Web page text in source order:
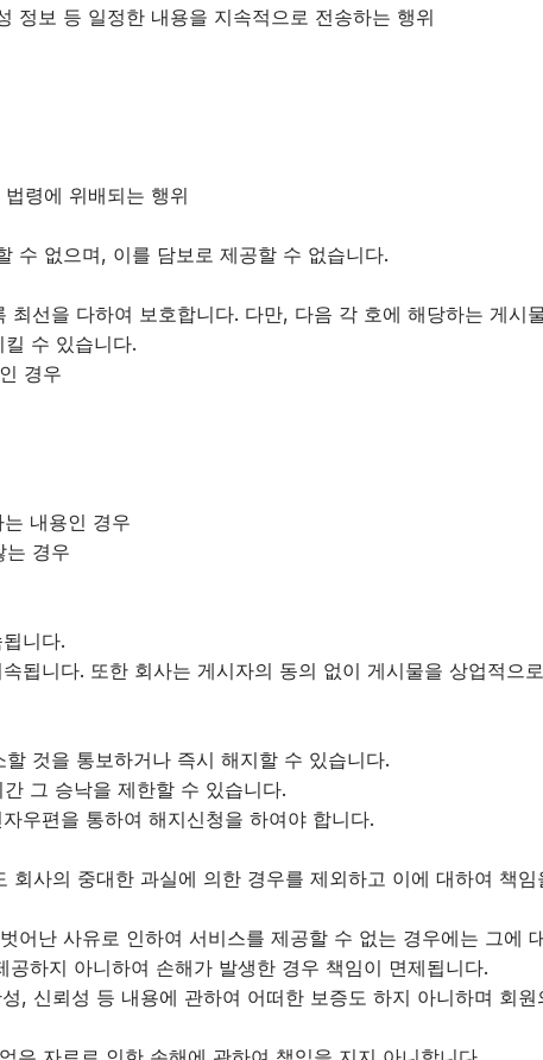
보 등 일정한 내용을 지속적으로 전송하는 행위
령에 위배되는 행위
수 없으며, 이를 담보로 제공할 수 없습니다.
선을 다하여 보호합니다. 다만, 다음 각 호에 해당하는 게시
수 있습니다.
경우
내용인 경우
는 경우
니다.
됩니다. 또한 회사는 게시자의 동의 없이 게시물을 상업적으
것을 통보하거나 즉시 해지할 수 있습니다.
그 승낙을 제한할 수 있습니다.
우편을 통하여 해지신청을 하여야 합니다.
사의 중대한 과실에 의한 경우를 제외하고 이에 대하여 책
난 사유로 인하여 서비스를 제공할 수 없는 경우에는 그에
하지 아니하여 손해가 발생한 경우 책임이 면제됩니다.
, 신뢰성 등 내용에 관하여 어떠한 보증도 하지 아니하며 회